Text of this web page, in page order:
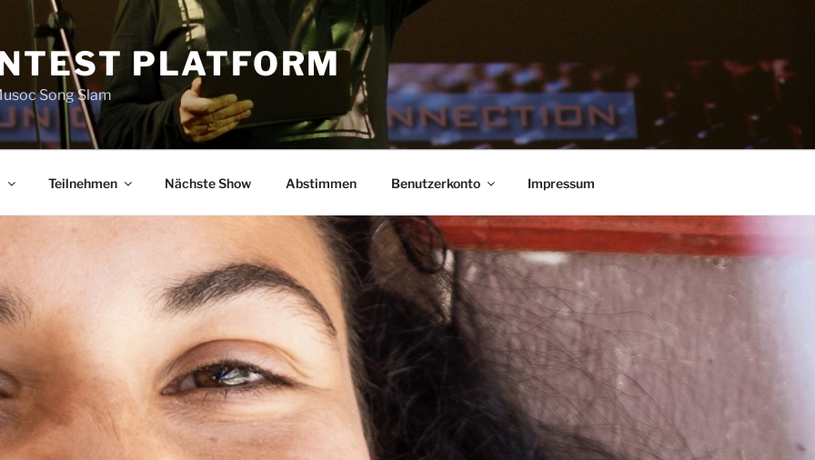
PLATFORM
Song Slam
Teilnehmen Nächste Show Abstimmen Benutzerkonto Impressum